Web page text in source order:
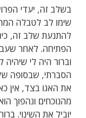
בשלב זה, יעדי
שימו לב לטבלה
להתנעת שלב זה,
הפתיחה. לאחר
וברור היה לי
הסברתי, שבסופה
את האגו בצד, אין
מהנוכחים ונהפוך
יוביל את השינוי.